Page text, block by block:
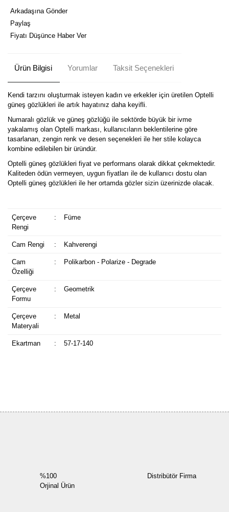
Arkadaşına Gönder
Paylaş
Fiyatı Düşünce Haber Ver
Ürün Bilgisi Yorumlar Taksit Seçenekleri
Kendi tarzını oluşturmak isteyen kadın ve erkekler için üretilen Optelli
güneş gözlükleri ile artık hayatınız daha keyifli.
Numaralı gözlük ve güneş gözlüğü ile sektörde büyük bir ivme
yakalamış olan Optelli markası, kullanıcıların beklentilerine göre
tasarlanan, zengin renk ve desen seçenekleri ile her stile kolayca
kombine edilebilen bir üründür.
Optelli güneş gözlükleri fiyat ve performans olarak dikkat çekmektedir.
Kaliteden ödün vermeyen, uygun fiyatları ile de kullanıcı dostu olan
Optelli güneş gözlükleri ile her ortamda gözler sizin üzerinizde olacak.
Çerçeve
Rengi
: Füme
Cam Rengi : Kahverengi
Cam
Özelliği
: Polikarbon - Polarize - Degrade
Çerçeve
Formu
: Geometrik
Çerçeve
Materyali
: Metal
Ekartman : 57-17-140
%100
Orjinal Ürün
Distribütör Firma